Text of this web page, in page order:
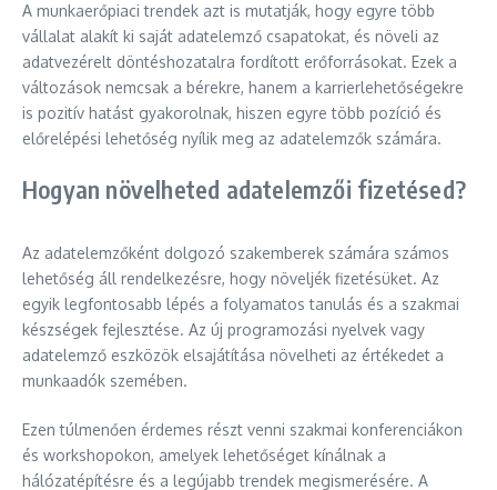
A munkaerőpiaci trendek azt is mutatják, hogy egyre több
vállalat alakít ki saját adatelemző csapatokat, és növeli az
adatvezérelt döntéshozatalra fordított erőforrásokat. Ezek a
változások nemcsak a bérekre, hanem a karrierlehetőségekre
is pozitív hatást gyakorolnak, hiszen egyre több pozíció és
előrelépési lehetőség nyílik meg az adatelemzők számára.
Hogyan növelheted adatelemzői fizetésed?
Az adatelemzőként dolgozó szakemberek számára számos
lehetőség áll rendelkezésre, hogy növeljék fizetésüket. Az
egyik legfontosabb lépés a folyamatos tanulás és a szakmai
készségek fejlesztése. Az új programozási nyelvek vagy
adatelemző eszközök elsajátítása növelheti az értékedet a
munkaadók szemében.
Ezen túlmenően érdemes részt venni szakmai konferenciákon
és workshopokon, amelyek lehetőséget kínálnak a
hálózatépítésre és a legújabb trendek megismerésére. A